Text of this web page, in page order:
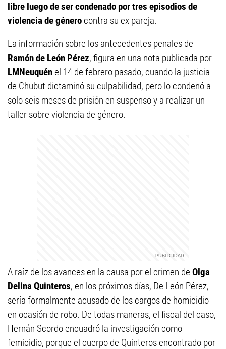
libre luego de ser condenado por tres episodios de
violencia de género contra su ex pareja.
La información sobre los antecedentes penales de
Ramón de León Pérez, figura en una nota publicada por
LMNeuquénel 14 de febrero pasado, cuando la justicia
de Chubut dictaminó su culpabilidad, pero lo condenó a
solo seis meses de prisión en suspenso y a realizar un
taller sobre violencia de género.
A raíz de los avances en la causa por el crimen de Olga
Delina Quinteros, en los próximos días, De León Pérez,
sería formalmente acusado de los cargos de homicidio
en ocasión de robo. De todas maneras, el fiscal del caso,
Hernán Scordo encuadró la investigación como
femicidio, porque el cuerpo de Quinteros encontrado por